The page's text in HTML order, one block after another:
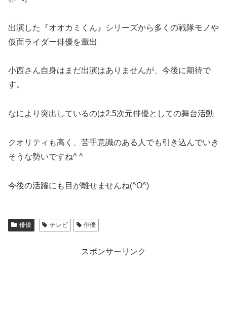
出演した『オオカミくん』シリーズから多くの戦隊モノや
仮面ライダー俳優を輩出
小西さん自身はまだ出演はありませんが、今後に期待で
す。
なにより突出しているのは2.5次元俳優としての舞台活動
クオリティも高く、苦手意識のある人でも引き込んでいき
そうな勢いですね^ ^
今後の活躍にも目が離せませんね(^O^)
俳優 テレビ 俳優
スポンサーリンク